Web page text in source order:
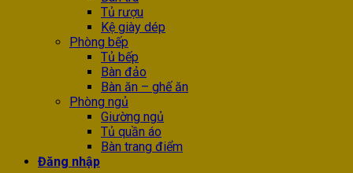
Tủ rượu
Kệ giày dép
Phòng bếp
Tủ bếp
Bàn đảo
Bàn ăn – ghế ăn
Phòng ngủ
Giường ngủ
Tủ quần áo
Bàn trang điểm
Đăng nhập